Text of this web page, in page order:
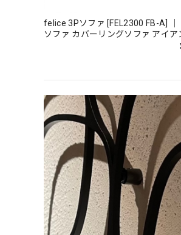
felice 3Pソファ [FEL2300 FB-A] ｜
ソファ カバーリングソファ アイア